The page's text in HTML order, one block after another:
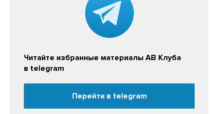
Читайте избранные материалы АВ Клуба
в telegram
Перейти в telegram